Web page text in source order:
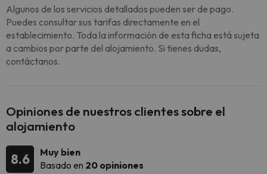
Algunos de los servicios detallados pueden ser de pago.
Puedes consultar sus tarifas directamente en el
establecimiento. Toda la información de esta ficha está sujeta
a cambios por parte del alojamiento. Si tienes dudas,
contáctanos.
Opiniones de nuestros clientes sobre el
alojamiento
8.6
Muy bien
Basado en 20 opiniones